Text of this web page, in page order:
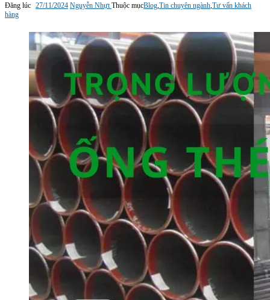
Đăng lúc 27/11/2024 Nguyễn Nhựt Thuộc mụcBlog Tin chuyên ngành Tư vấn khách
hàng